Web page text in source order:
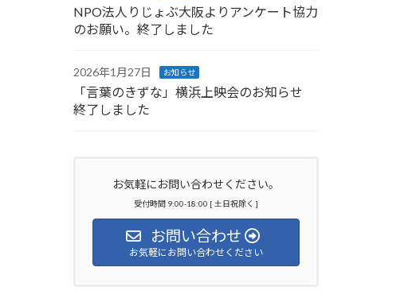
NPO法人りじょぶ大阪よりアンケート協力
のお願い。終了しました
2026年1月27日 お知らせ
「言葉のきずな」横浜上映会のお知らせ
終了しました
お気軽にお問い合わせください。
受付時間 9:00-18:00 [ 土日祝除く ]
お問い合わせ
お気軽にお問い合わせください